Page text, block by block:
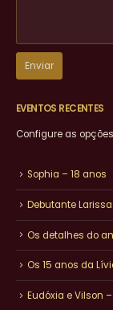
EVENTOS RECENTES
Configure as
Sophia – 18 anos
Debutante
Os detalhes do
Os 15 anos da
Eudóxia e Vilson